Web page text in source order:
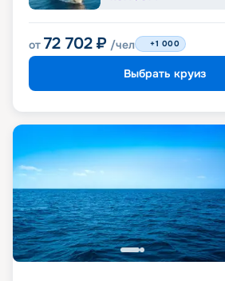
от 72 702 ₽ /чел +1 000
Выбрать круиз